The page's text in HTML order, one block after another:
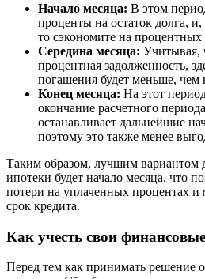
Начало месяца: В этом
проценты на остаток долга,
то сэкономите на процентных
Середина месяца: Учитывая,
процентная задолженность,
погашения будет меньше, чем
Конец месяца: На этот
окончание расчетного
останавливает дальнейшие
поэтому это также менее
Таким образом, лучшим вариантом
ипотеки будет начало месяца, что
потери на уплаченных процентах и
срок кредита.
Как учесть свои
Перед тем как принимать решение